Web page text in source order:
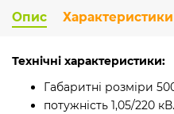
Опис Характеристики
Технічні характеристики:
Габаритні розміри
потужність 1,05/220